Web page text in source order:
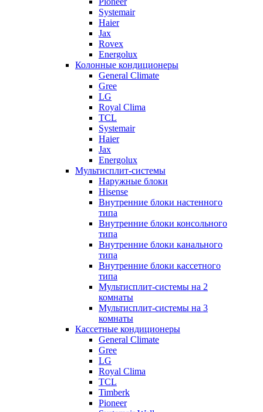
Systemair
Haier
Jax
Rovex
Energolux
Колонные кондиционеры
General Climate
Gree
LG
Royal Clima
TCL
Systemair
Haier
Jax
Energolux
Мультисплит-системы
Наружные блоки
Hisense
Внутренние блоки настенного
типа
Внутренние блоки консольного
типа
Внутренние блоки канального
типа
Внутренние блоки кассетного
типа
Мультисплит-системы на 2
комнаты
Мультисплит-системы на 3
комнаты
Кассетные кондиционеры
General Climate
Gree
LG
Royal Clima
TCL
Timberk
Pioneer